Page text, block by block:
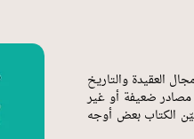
العقيدة والتاريخ
مصادر ضعيفة أو غير
الكتاب بعض أوجه